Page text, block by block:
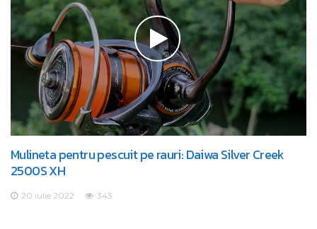
Mulineta pentru pescuit pe rauri: Daiwa Silver Creek
2500S XH
20 iulie 2022 343